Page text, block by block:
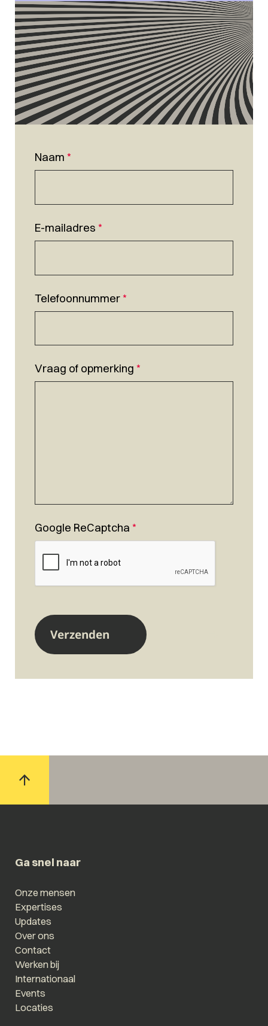
Naam *
E-mailadres *
Telefoonnummer*
Vraag of opmerking *
Google ReCaptcha *
Ga snel naar
Onze mensen
Expertises
Updates
Over ons
Contact
Werken bij
Internationaal
Events
Locaties